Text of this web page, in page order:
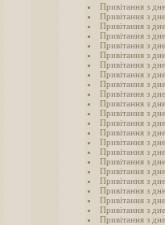
Привітання з
Привітання з
Привітання з
Привітання з
Привітання з
Привітання з
Привітання з
Привітання з
Привітання з
Привітання з
Привітання з
Привітання з
Привітання з
Привітання з
Привітання з
Привітання з
Привітання з
Привітання з
Привітання з
Привітання з
Привітання з
Привітання з
Привітання з